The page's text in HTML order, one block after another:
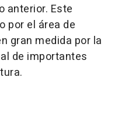
anterior. Este
por el área de
gran medida por la
de importantes